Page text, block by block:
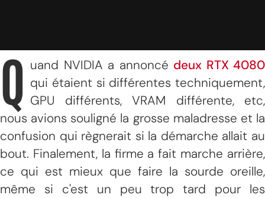
Q uand NVIDIA a annoncé deux RTX 4080
qui étaient si différentes techniquement,
GPU différents, VRAM différente, etc,
nous avions souligné la grosse maladresse et la
confusion qui règnerait si la démarche allait au
bout. Finalement, la firme a fait marche arrière,
ce qui est mieux que faire la sourde oreille,
même si c'est un peu trop tard pour les